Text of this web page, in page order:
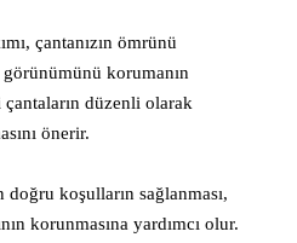
çantanızın ömrünü
korumanın
çantaların düzenli olarak
önerir.
doğru koşulların sağlanması,
korunmasına yardımcı olur.